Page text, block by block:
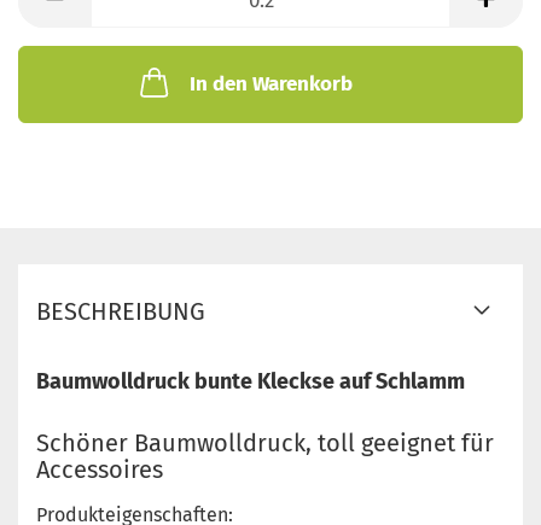
Meter
In den Warenkorb
BESCHREIBUNG
Baumwolldruck bunte Kleckse auf Schlamm
Schöner Baumwolldruck, toll geeignet für
Accessoires
Produkteigenschaften: